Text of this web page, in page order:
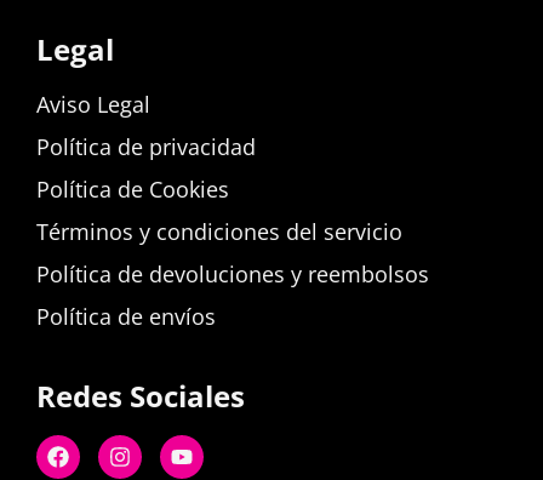
Legal
Aviso Legal
Política de privacidad
Política de Cookies
Términos y condiciones del servicio
Política de devoluciones y reembolsos
Política de envíos
Redes Sociales